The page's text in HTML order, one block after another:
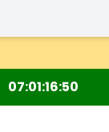
07011648